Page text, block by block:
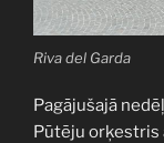
Riva del Garda
Pagājušajā
Pūtēju orķestris